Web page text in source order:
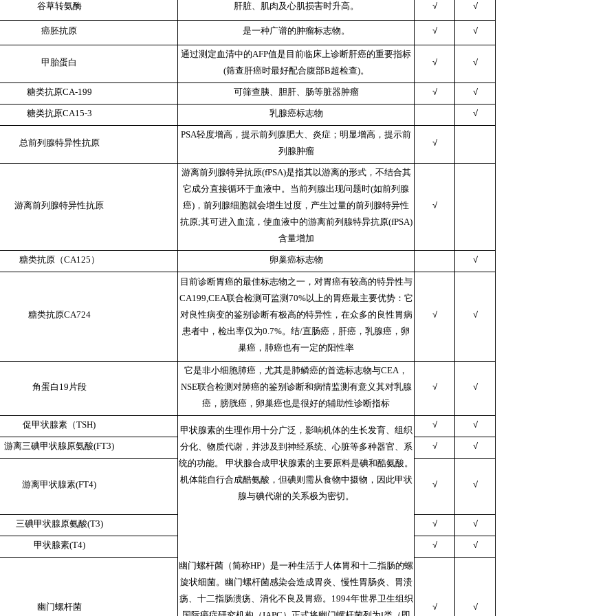
谷草转氨酶 肝脏、肌肉及心肌损害时升高。 √ √
癌胚抗原 是一种广谱的肿瘤标志物。 √ √
甲胎蛋白
通过测定血清中的AFP值是目前临床上诊断肝癌的重要指标
(筛查肝癌时最好配合腹部B超检查)。
√ √
糖类抗原CA-199 可筛查胰、胆肝、肠等脏器肿瘤 √ √
糖类抗原CA15-3 乳腺癌标志物 √
总前列腺特异性抗原
PSA轻度增高，提示前列腺肥大、炎症；明显增高，提示前
列腺肿瘤
√
游离前列腺特异性抗原
游离前列腺特异抗原(fPSA)是指其以游离的形式，不结合其
它成分直接循环于血液中。当前列腺出现问题时(如前列腺
癌)，前列腺细胞就会增生过度，产生过量的前列腺特异性
抗原;其可进入血流，使血液中的游离前列腺特异抗原(fPSA)
含量增加
√
糖类抗原（CA125） 卵巢癌标志物 √
糖类抗原CA724
目前诊断胃癌的最佳标志物之一，对胃癌有较高的特异性与
CA199,CEA联合检测可监测70%以上的胃癌最主要优势：它
对良性病变的鉴别诊断有极高的特异性，在众多的良性胃病
患者中，检出率仅为0.7%。结/直肠癌，肝癌，乳腺癌，卵
巢癌，肺癌也有一定的阳性率
√ √
角蛋白19片段
它是非小细胞肺癌，尤其是肺鳞癌的首选标志物与CEA，
NSE联合检测对肺癌的鉴别诊断和病情监测有意义其对乳腺
癌，膀胱癌，卵巢癌也是很好的辅助性诊断指标
√ √
促甲状腺素（TSH)
甲状腺素的生理作用十分广泛，影响机体的生长发育、组织
分化、物质代谢，并涉及到神经系统、心脏等多种器官、系
统的功能。 甲状腺合成甲状腺素的主要原料是碘和酷氨酸。
机体能自行合成酷氨酸，但碘则需从食物中摄物，因此甲状
腺与碘代谢的关系极为密切。
√ √
游离三碘甲状腺原氨酸(FT3) √ √
游离甲状腺素(FT4) √ √
三碘甲状腺原氨酸(T3) √ √
甲状腺素(T4) √ √
幽门螺杆菌
幽门螺杆菌（简称HP）是一种生活于人体胃和十二指肠的螺
旋状细菌。幽门螺杆菌感染会造成胃炎、慢性胃肠炎、胃溃
疡、十二指肠溃疡、消化不良及胃癌。1994年世界卫生组织
√ √